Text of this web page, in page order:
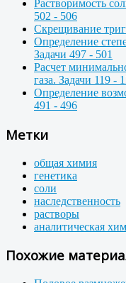
Растворимость
502 - 506
Скрещивание
Определение
Задачи 497 - 501
Расчет
газа. Задачи 119 -
Определение
491 - 496
Метки
общая химия
генетика
соли
наследственность
растворы
аналитическая
Похожие